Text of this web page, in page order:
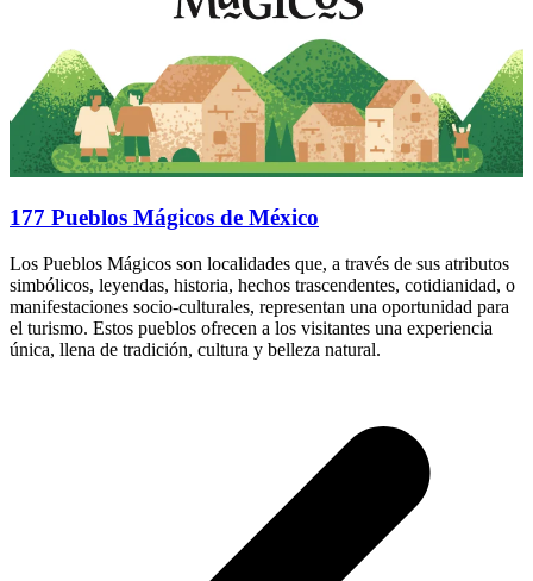
177 Pueblos Mágicos de México
Los Pueblos Mágicos son localidades que, a través de sus atributos
simbólicos, leyendas, historia, hechos trascendentes, cotidianidad, o
manifestaciones socio-culturales, representan una oportunidad para
el turismo. Estos pueblos ofrecen a los visitantes una experiencia
única, llena de tradición, cultura y belleza natural.